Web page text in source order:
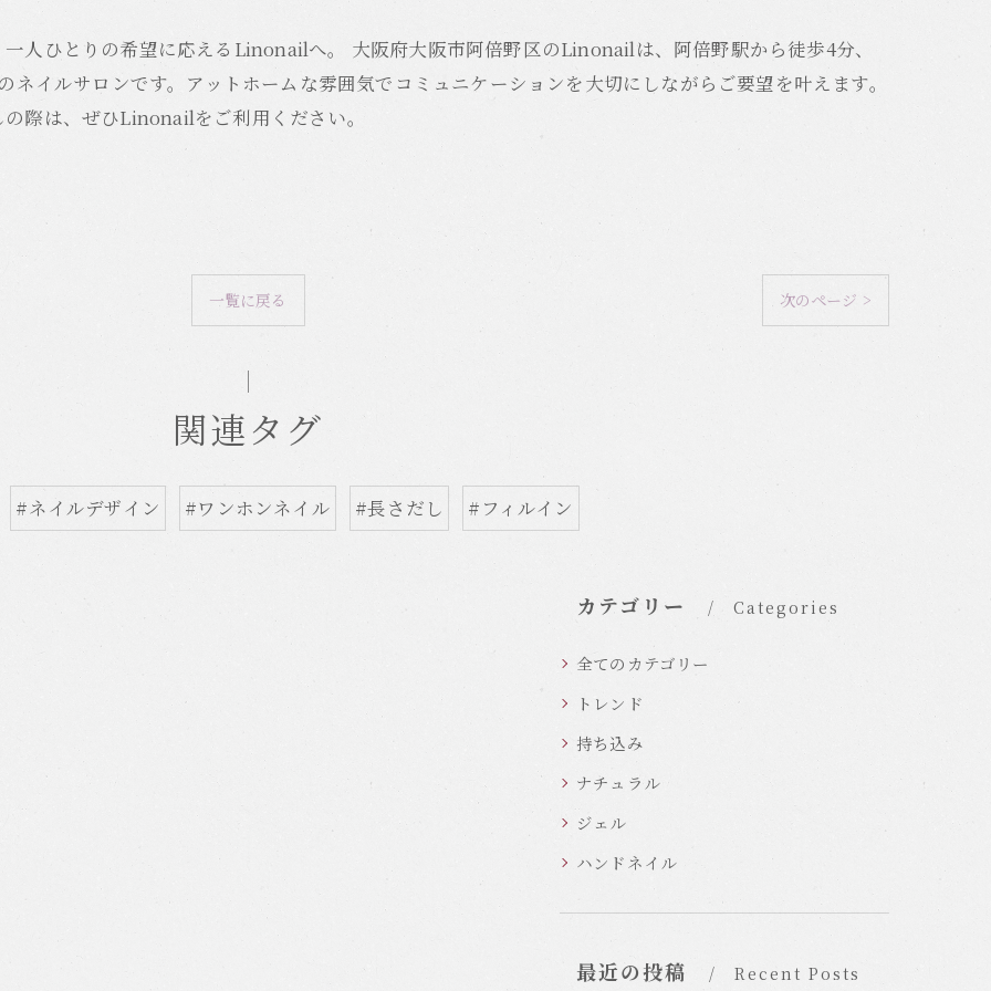
人ひとりの希望に応えるLinonailへ。 大阪府大阪市阿倍野区のLinonailは、阿倍野駅から徒歩4分、
イルサロンです。アットホームな雰囲気でコミュニケーションを大切にしながらご要望を叶えます。
際は、ぜひLinonailをご利用ください。
一覧に戻る 次のページ >
関連タグ
#ネイルデザイン #ワンホンネイル #長さだし #フィルイン
カテゴリー Categories
全てのカテゴリー
トレンド
持ち込み
ナチュラル
ジェル
ハンドネイル
最近の投稿 Recent Posts